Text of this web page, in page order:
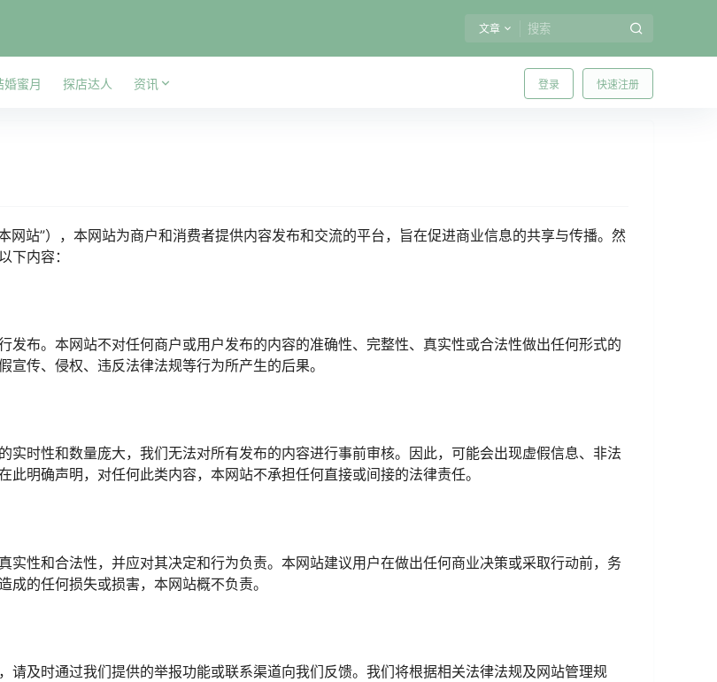
文章
登录 快速注册
婚蜜月 探店达人 资讯
网站”），本网站为商户和消费者提供内容发布和交流的平台，旨在促进商业信息的共享与传播。然
下内容：
布。本网站不对任何商户或用户发布的内容的准确性、完整性、真实性或合法性做出任何形式的
传、侵权、违反法律法规等行为所产生的后果。
时性和数量庞大，我们无法对所有发布的内容进行事前审核。因此，可能会出现虚假信息、非法
明确声明，对任何此类内容，本网站不承担任何直接或间接的法律责任。
实性和合法性，并应对其决定和行为负责。本网站建议用户在做出任何商业决策或采取行动前，务
的任何损失或损害，本网站概不负责。
及时通过我们提供的举报功能或联系渠道向我们反馈。我们将根据相关法律法规及网站管理规